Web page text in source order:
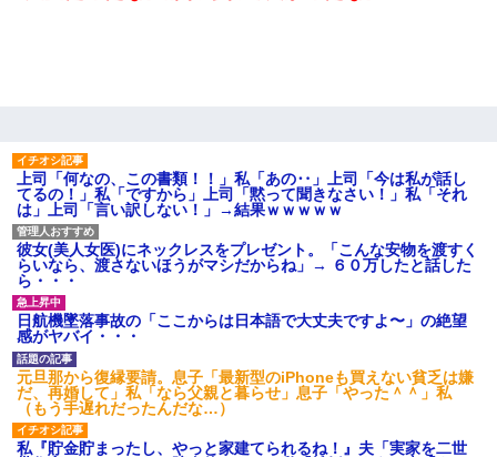
【考察】兄嫁急死の1年後、兄が引越すというので手伝いに行った
ら下着が入った引き出しの奥にとんでもないモノを見つけた
【GJ!】会社から帰宅中、広い駐車場にエンジンかけっ放しの車を
発見。しかも「ヒィ～」みたいな声も聞こえてきたので気になっ
て近寄ったら女の子がおっさんの下敷きになってた
兄の新しい嫁がやらかしすぎて辛い。当たり前のように実家や姪
の幼稚園に来る
友人「酒の勢いで女先輩をホテルに連れ込んだｗｗｗｗｗ」俺
「…」
上司「何なの、この書類！！」私「あの‥」上司「今は私が話し
てるの！」私「ですから」上司「黙って聞きなさい！」私「それ
は」上司「言い訳しない！」→結果ｗｗｗｗｗ
彼女(美人女医)にネックレスをプレゼント。「こんな安物を渡すく
らいなら、渡さないほうがマシだからね」→ ６０万したと話した
ら・・・
日航機墜落事故の「ここからは日本語で大丈夫ですよ〜」の絶望
感がヤバイ・・・
元旦那から復縁要請。息子「最新型のiPhoneも買えない貧乏は嫌
だ、再婚して」私「なら父親と暮らせ」息子「やった＾＾」私
（もう手遅れだったんだな…）
私『貯金貯まったし、やっと家建てられるね！』夫「実家を二世